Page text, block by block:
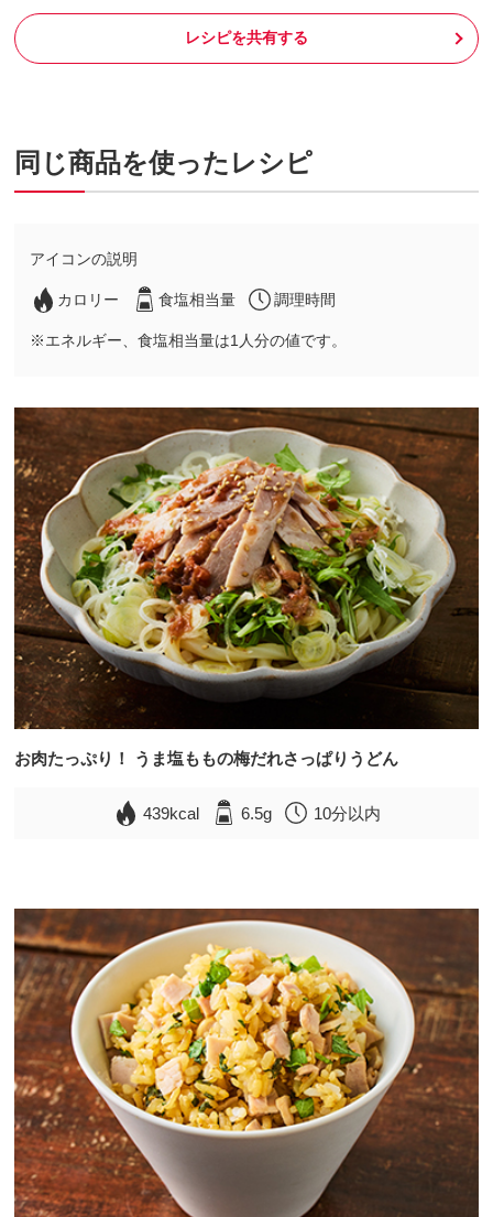
レシピを共有する
同じ商品を使ったレシピ
アイコンの説明
カロリー 食塩相当量 調理時間
※エネルギー、食塩相当量は1人分の値です。
お肉たっぷり！ うま塩ももの梅だれさっぱりうどん
439kcal 6.5g 10分以内